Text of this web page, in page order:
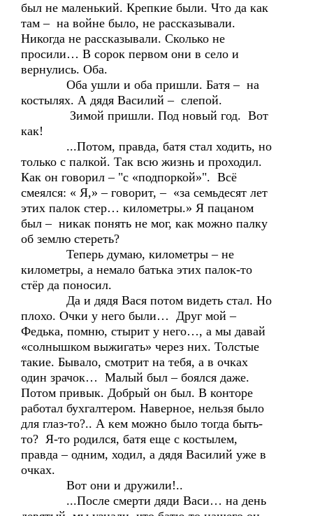
был не маленький. Крепкие были. Что да как
там – на войне было, не рассказывали.
Никогда не рассказывали. Сколько не
просили… В сорок первом они в село и
вернулись. Оба.
Оба ушли и оба пришли. Батя – на
костылях. А дядя Василий – слепой.
Зимой пришли. Под новый год. Вот
как!
...Потом, правда, батя стал ходить, но
только с палкой. Так всю жизнь и проходил.
Как он говорил – "с «подпоркой»". Всё
смеялся: « Я,» – говорит, – «за семьдесят лет
этих палок стер… километры.» Я пацаном
был – никак понять не мог, как можно палку
об землю стереть?
Теперь думаю, километры – не
километры, а немало батька этих палок-то
стёр да поносил.
Да и дядя Вася потом видеть стал. Но
плохо. Очки у него были… Друг мой –
Федька, помню, стырит у него…, а мы давай
«солнышком выжигать» через них. Толстые
такие. Бывало, смотрит на тебя, а в очках
один зрачок… Малый был – боялся даже.
Потом привык. Добрый он был. В конторе
работал бухгалтером. Наверное, нельзя было
для глаз-то?.. А кем можно было тогда быть-
то? Я-то родился, батя еще с костылем,
правда – одним, ходил, а дядя Василий уже в
очках.
Вот они и дружили!..
...После смерти дяди Васи… на день